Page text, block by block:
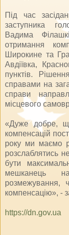
Під час
заступника
Вадима
отримання
Широкине та
Авдіївка,
пунктів.
справами на
справи
місцевого
«Дуже добре,
компенсацій
року ми маємо
розслаблятись
бути
мешканець
розмежування,
компенсацію», -
https://dn.gov.ua